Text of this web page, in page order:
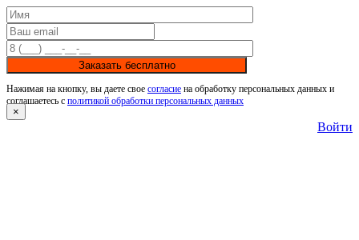
Заказать бесплатно
Нажимая на кнопку, вы даете свое согласие на обработку персональных данных и
соглашаетесь с политикой обработки персональных данных
×
Войти